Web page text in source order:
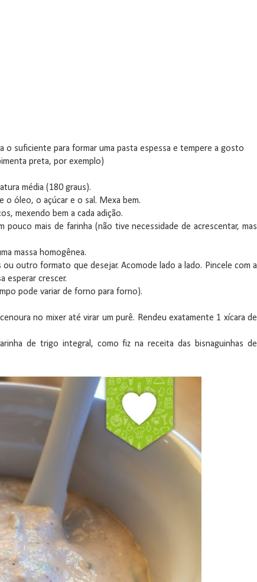
o suficiente para formar uma pasta espessa e tempere a gosto
preta, por exemplo)
média (180 graus).
o óleo, o açúcar e o sal. Mexa bem.
mexendo bem a cada adição.
pouco mais de farinha (não tive necessidade de acrescentar, mas
massa homogênea.
outro formato que desejar. Acomode lado a lado. Pincele com a
esperar crescer.
pode variar de forno para forno).
no mixer até virar um purê. Rendeu exatamente 1 xícara de
de trigo integral, como fiz na receita das bisnaguinhas de